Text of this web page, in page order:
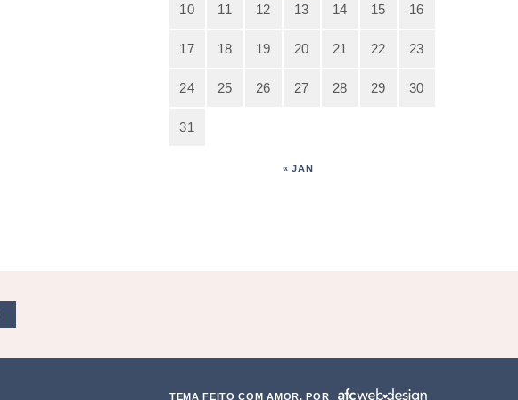
10 11 12 13 14 15 16
17 18 19 20 21 22 23
24 25 26 27 28 29 30
31
« JAN
TEMA FEITO COM AMOR, POR